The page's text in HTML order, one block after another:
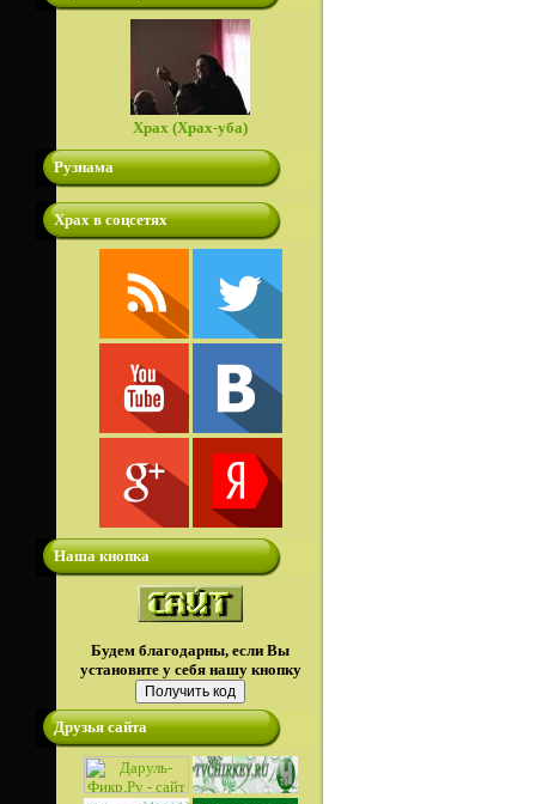
Храх (Храх-уба)
Рузнама
Храх в соцсетях
Наша кнопка
Будем благодарны, если Вы
установите у себя нашу кнопку
Друзья сайта